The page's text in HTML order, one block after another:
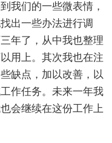
我们的一些微表情，
出一些办法进行调
年了，从中我也整理
用上。其次我也在注
缺点，加以改善，以
作任务。未来一年我
会继续在这份工作上